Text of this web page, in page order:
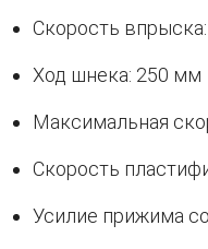
Скорость
Ход шнека: 250 мм
Максимальная
Скорость
Усилие прижима